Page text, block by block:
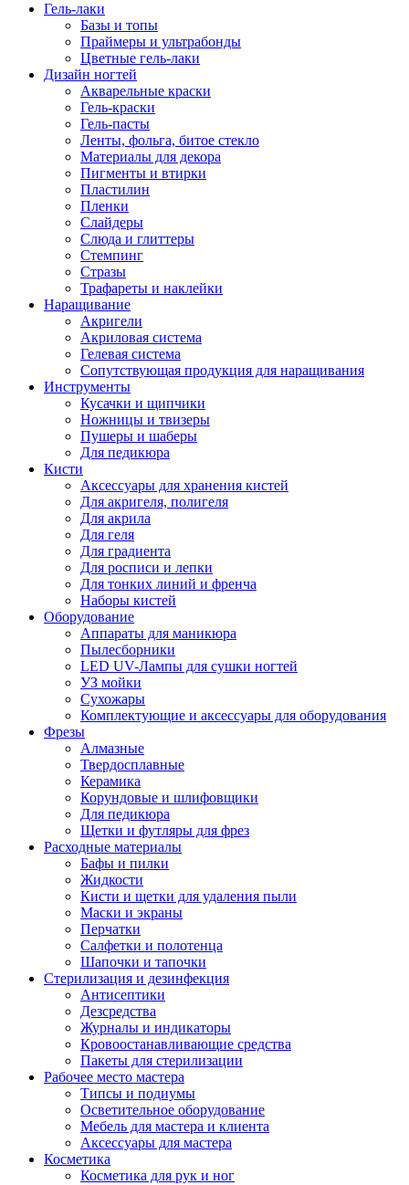
Гель-лаки
Базы и топы
Праймеры и ультрабонды
Цветные гель-лаки
Дизайн ногтей
Акварельные краски
Гель-краски
Гель-пасты
Ленты, фольга, битое стекло
Материалы для декора
Пигменты и втирки
Пластилин
Пленки
Слайдеры
Слюда и глиттеры
Стемпинг
Стразы
Трафареты и наклейки
Наращивание
Акригели
Акриловая система
Гелевая система
Сопутствующая продукция для наращивания
Инструменты
Кусачки и щипчики
Ножницы и твизеры
Пушеры и шаберы
Для педикюра
Кисти
Аксессуары для хранения кистей
Для акригеля, полигеля
Для акрила
Для геля
Для градиента
Для росписи и лепки
Для тонких линий и френча
Наборы кистей
Оборудование
Аппараты для маникюра
Пылесборники
LED UV-Лампы для сушки ногтей
УЗ мойки
Сухожары
Комплектующие и аксессуары для оборудования
Фрезы
Алмазные
Твердосплавные
Керамика
Корундовые и шлифовщики
Для педикюра
Щетки и футляры для фрез
Расходные материалы
Бафы и пилки
Жидкости
Кисти и щетки для удаления пыли
Маски и экраны
Перчатки
Салфетки и полотенца
Шапочки и тапочки
Стерилизация и дезинфекция
Антисептики
Дезсредства
Журналы и индикаторы
Кровоостанавливающие средства
Пакеты для стерилизации
Рабочее место мастера
Типсы и подиумы
Осветительное оборудование
Мебель для мастера и клиента
Аксессуары для мастера
Косметика
Косметика для рук и ног